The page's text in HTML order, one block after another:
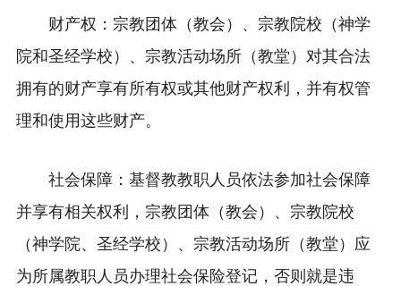
财产权：宗教团体（教会）、宗教院校（神学
院和圣经学校）、宗教活动场所（教堂）对其合法
拥有的财产享有所有权或其他财产权利，并有权管
理和使用这些财产。
社会保障：基督教教职人员依法参加社会保障
并享有相关权利，宗教团体（教会）、宗教院校
（神学院、圣经学校）、宗教活动场所（教堂）应
为所属教职人员办理社会保险登记，否则就是违